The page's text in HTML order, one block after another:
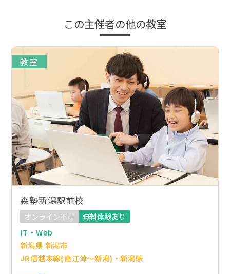
この主催者の他の教室
教室
森塾新潟駅前校
オンライン不可
無料体験あり
IT・Web
新潟県 新潟市
JR信越本線(直江津～新潟)・新潟駅